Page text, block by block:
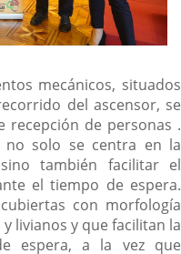
mecánicos, situados
del ascensor, se
recepción de personas .
no solo se centra en la
también facilitar el
el tiempo de espera.
con morfología
livianos y que facilitan la
espera, a la vez que